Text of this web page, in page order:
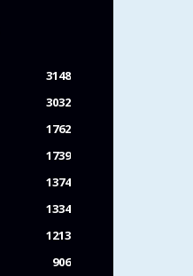
3148
3032
1762
1739
1374
1334
1213
906